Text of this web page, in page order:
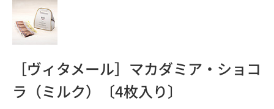
［ヴィタメール］マカダミア・ショコ
ラ（ミルク）〔4枚入り〕